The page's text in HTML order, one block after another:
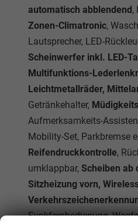
automatisch abblendend,
Zonen-Climatronic,
Lautsprecher, LED-
Scheinwerfer inkl. LED-
Multifunktions-
Leichtmetallräder,
Getränkehalter,
Aufmerksamkeits-
Mobility-Set, Parkbremse
Reifendruckkontrolle,
umklappbar, Scheiben ab
Sitzheizung vorn,
Funkfernbedienung,